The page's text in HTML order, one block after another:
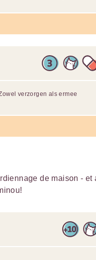
verzorgen als ermee
de maison - et